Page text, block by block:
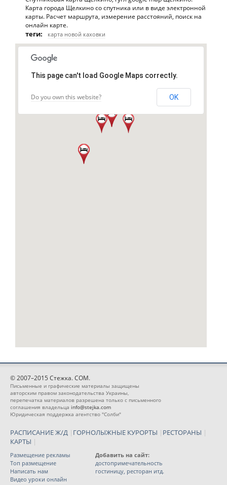
Карта города Щелкино со спутника или в виде электронной
карты. Расчет маршрута, измерение расстояний, поиск на
онлайн карте.
теги: карта новой каховки
This page can't load Google Maps correctly.
Do you own this website? OK
© 2007–2015 Стежка. COM.
Письменные и графические материалы защищены
авторским правом законодательства Украины,
перепечатка материалов разрешена только с письменного
соглашения владельца info@stejka.com
Юридическая поддержка агентство "Солби"
РАСПИСАНИЕ Ж/Д | ГОРНОЛЫЖНЫЕ КУРОРТЫ | РЕСТОРАНЫ |
КАРТЫ |
Размещение рекламы
Топ размещение
Написать нам
Видео уроки онлайн
Добавить на сайт:
достопримечательность
гостиницу, ресторан итд.